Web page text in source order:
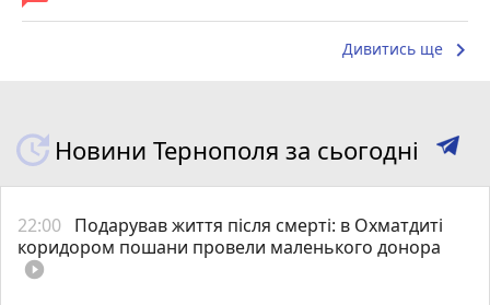
Дивитись ще keyboard_arrow_right
Новини Тернополя за сьогодні
22:00 Подарував життя після смерті: в Охматдиті
коридором пошани провели маленького донора
play_circle_filled